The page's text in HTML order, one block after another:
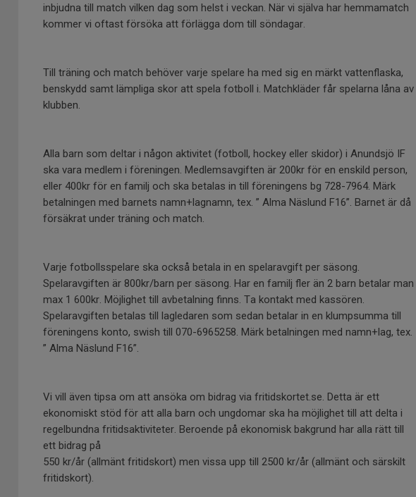
inbjudna till match vilken dag som helst i veckan. När vi själva har hemmamatch
kommer vi oftast försöka att förlägga dom till söndagar.
Till träning och match behöver varje spelare ha med sig en märkt vattenflaska,
benskydd samt lämpliga skor att spela fotboll i. Matchkläder får spelarna låna av
klubben.
Alla barn som deltar i någon aktivitet (fotboll, hockey eller skidor) i Anundsjö IF
ska vara medlem i föreningen. Medlemsavgiften är 200kr för en enskild person,
eller 400kr för en familj och ska betalas in till föreningens bg 728-7964. Märk
betalningen med barnets namn+lagnamn, tex. ” Alma Näslund F16”. Barnet är då
försäkrat under träning och match.
Varje fotbollsspelare ska också betala in en spelaravgift per säsong.
Spelaravgiften är 800kr/barn per säsong. Har en familj fler än 2 barn betalar man
max 1 600kr. Möjlighet till avbetalning finns. Ta kontakt med kassören.
Spelaravgiften betalas till lagledaren som sedan betalar in en klumpsumma till
föreningens konto, swish till 070-6965258. Märk betalningen med namn+lag, tex.
” Alma Näslund F16”.
Vi vill även tipsa om att ansöka om bidrag via fritidskortet.se. Detta är ett
ekonomiskt stöd för att alla barn och ungdomar ska ha möjlighet till att delta i
regelbundna fritidsaktiviteter. Beroende på ekonomisk bakgrund har alla rätt till
ett bidrag på
550 kr/år (allmänt fritidskort) men vissa upp till 2500 kr/år (allmänt och särskilt
fritidskort).